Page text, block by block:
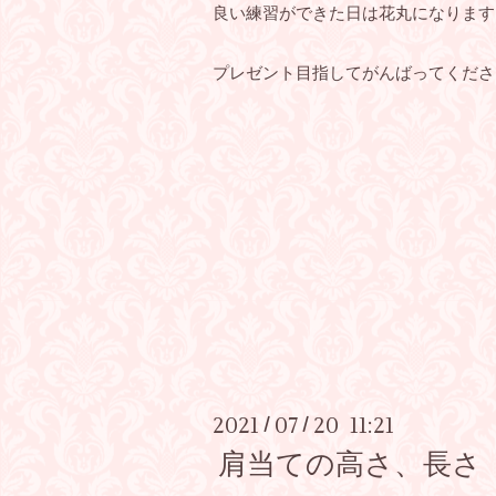
良い練習ができた日は花丸になりま
プレゼント目指してがんばってくだ
2021 / 07 / 20 11:21
肩当ての高さ、長さ